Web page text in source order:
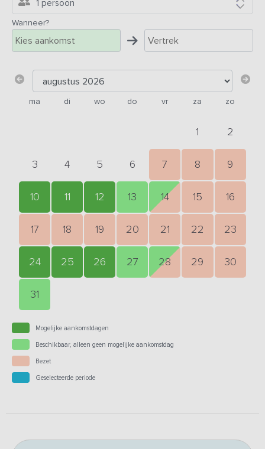
1 persoon
Wanneer?
ma di wo do vr za zo
1 2
3 4 5 6 7 8 9
10 11 12 13 14 15 16
17 18 19 20 21 22 23
24 25 26 27 28 29 30
31
Mogelijke aankomstdagen
Beschikbaar, alleen geen mogelijke aankomstdag
Bezet
Geselecteerde periode